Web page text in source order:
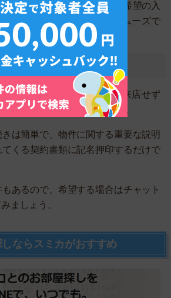
は、契約締結に進みます。希望の入
チャットで伝えておくとスムーズで
イン上で契約できる
ライン上で契約可能です。来店せず
ター越しに手続きできます。
は簡単で、物件に関する重要な説明
くる契約書類に記名押印するだけで
あるので、希望する場合はチャット
ましょう。
ならスミカがおすすめ